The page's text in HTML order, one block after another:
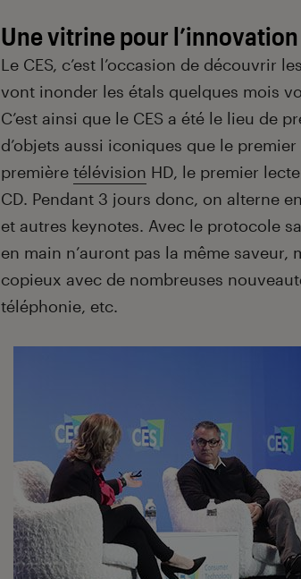
Une vitrine pour l’innovation
Le CES, c’est l’occasion de découvrir
vont inonder les étals quelques mois
C’est ainsi que le CES a été le lieu de
d’objets aussi iconiques que le
première télévision HD, le premier
CD. Pendant 3 jours donc, on alterne
et autres keynotes. Avec le protocole
en main n’auront pas la même saveur,
copieux avec de nombreuses
téléphonie, etc.